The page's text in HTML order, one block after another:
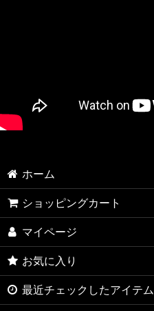
ホーム
ショッピングカート
マイページ
お気に入り
最近チェックしたアイテム